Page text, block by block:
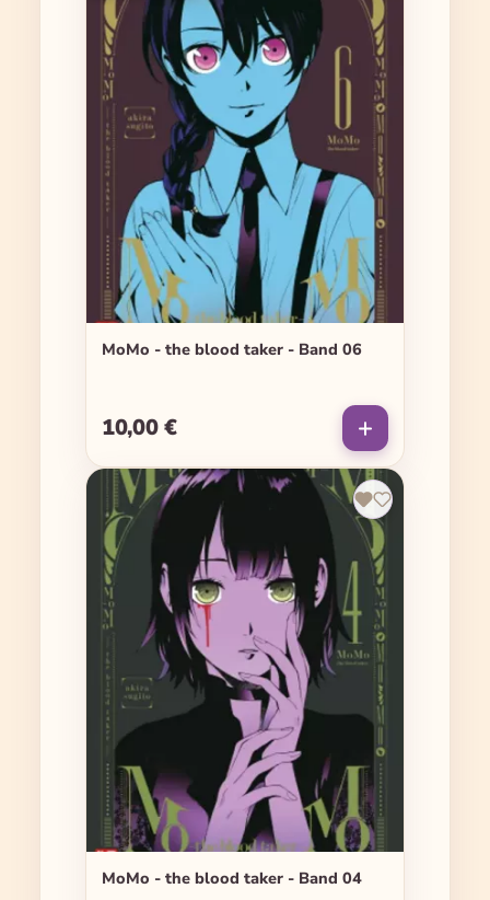
MoMo - the blood taker - Band 06
Regulärer Preis:
10,00 €
MoMo - the blood taker - Band 04